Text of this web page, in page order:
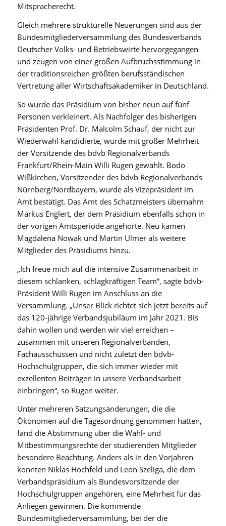
Mitspracherecht.
Gleich mehrere strukturelle Neuerungen sind aus der
Bundesmitgliederversammlung des Bundesverbands
Deutscher Volks- und Betriebswirte hervorgegangen
und zeugen von einer großen Aufbruchsstimmung in
der traditionsreichen größten berufsständischen
Vertretung aller Wirtschaftsakademiker in Deutschland.
So wurde das Präsidium von bisher neun auf fünf
Personen verkleinert. Als Nachfolger des bisherigen
Präsidenten Prof. Dr. Malcolm Schauf, der nicht zur
Wiederwahl kandidierte, wurde mit großer Mehrheit
der Vorsitzende des bdvb Regionalverbands
Frankfurt/Rhein-Main Willi Rugen gewählt. Bodo
Wißkirchen, Vorsitzender des bdvb Regionalverbands
Nürnberg/Nordbayern, wurde als Vizepräsident im
Amt bestätigt. Das Amt des Schatzmeisters übernahm
Markus Englert, der dem Präsidium ebenfalls schon in
der vorigen Amtsperiode angehörte. Neu kamen
Magdalena Nowak und Martin Ulmer als weitere
Mitglieder des Präsidiums hinzu.
„Ich freue mich auf die intensive Zusammenarbeit in
diesem schlanken, schlagkräftigen Team“, sagte bdvb-
Präsident Willi Rugen im Anschluss an die
Versammlung. „Unser Blick richtet sich jetzt bereits auf
das 120-jährige Verbandsjubiläum im Jahr 2021. Bis
dahin wollen und werden wir viel erreichen –
zusammen mit unseren Regionalverbänden,
Fachausschüssen und nicht zuletzt den bdvb-
Hochschulgruppen, die sich immer wieder mit
exzellenten Beiträgen in unsere Verbandsarbeit
einbringen“, so Rugen weiter.
Unter mehreren Satzungsänderungen, die die
Ökonomen auf die Tagesordnung genommen hatten,
fand die Abstimmung über die Wahl- und
Mitbestimmungsrechte der studierenden Mitglieder
besondere Beachtung. Anders als in den Vorjahren
konnten Niklas Hochfeld und Leon Szeliga, die dem
Verbandspräsidium als Bundesvorsitzende der
Hochschulgruppen angehören, eine Mehrheit für das
Anliegen gewinnen. Die kommende
Bundesmitgliederversammlung, bei der die